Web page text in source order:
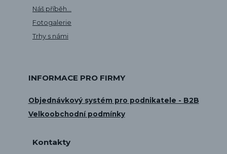
Náš příběh...
Fotogalerie
Trhy s námi
INFORMACE PRO FIRMY
Objednávkový systém pro podnikatele - B2B
Velkoobchodní podmínky
Kontakty